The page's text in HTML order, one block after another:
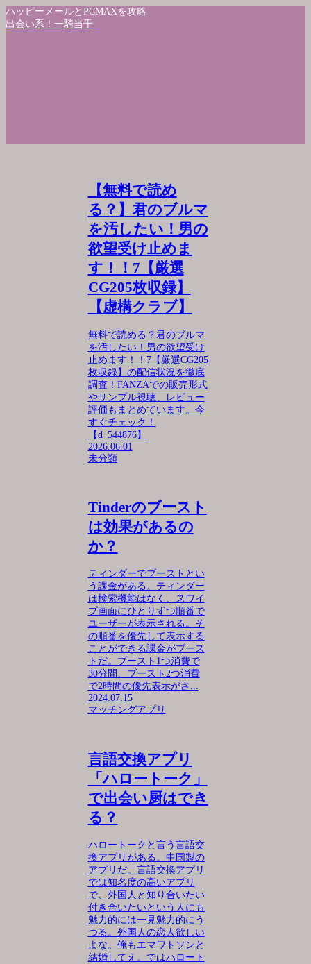
ハッピーメールとPCMAXを攻略
出会い系！一騎当千
【無料で読め
る？】君のブルマ
を汚したい！男の
欲望受け止めま
す！！7【厳選
CG205枚収録】
【虚構クラブ】
無料で読める？君のブルマ
を汚したい！男の欲望受け
止めます！！7【厳選CG205
枚収録】の配信状況を徹底
調査！FANZAでの販売形式
やサンプル視聴、レビュー
評価もまとめています。今
すぐチェック！
【d_544876】
2026.06.01
未分類
Tinderのブースト
は効果があるの
か？
ティンダーでブーストとい
う課金がある。ティンダー
は検索機能はなく、スワイ
プ画面にひとりずつ順番で
ユーザーが表示される。そ
の順番を優先して表示する
ことができる課金がブース
トだ。ブースト1つ消費で
30分間、ブースト2つ消費
で2時間の優先表示がさ...
2024.07.15
マッチングアプリ
言語交換アプリ
「ハロートーク」
で出会い厨はでき
る？
ハロートークと言う言語交
換アプリがある。中国製の
アプリだ。言語交換アプリ
では知名度の高いアプリ
で、外国人と知り合いたい
付き合いたいという人にも
魅力的には一見魅力的にう
つる。外国人の恋人欲しい
よな。俺もエマワトソンと
結婚してえ。ではハロート